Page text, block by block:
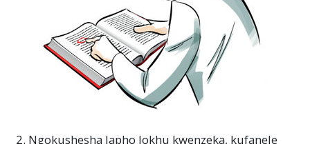
2. Ngokushesha lapho lokhu kwenzeka, kufanele